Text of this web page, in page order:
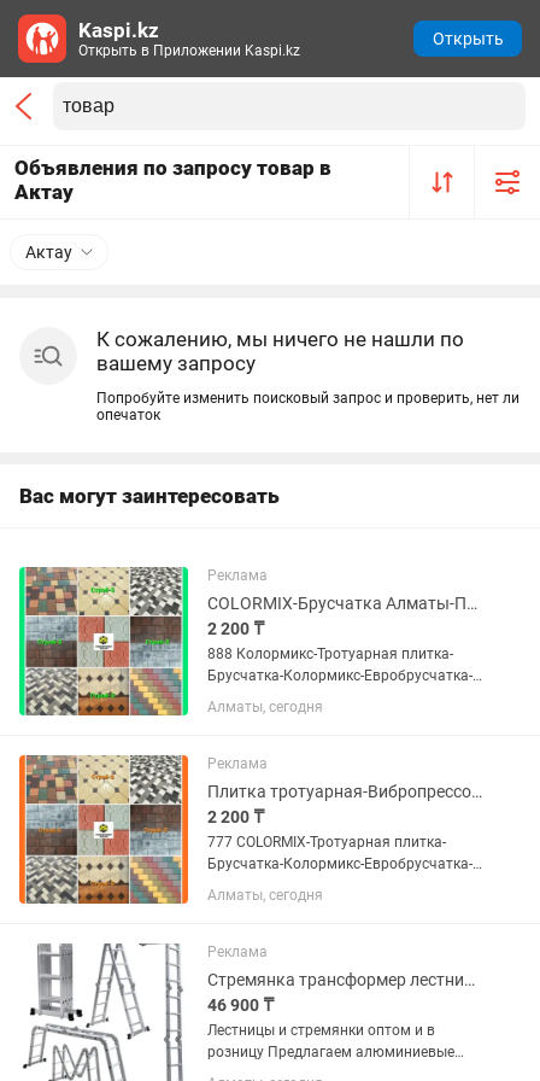
Объявления по запросу товар в
Актау
Актау
К сожалению, мы ничего не нашли по
вашему запросу
Попробуйте изменить поисковый запрос и проверить, нет ли
опечаток
Вас могут заинтересовать
Реклама
COLORMIX-Брусчатка Алматы-Плитка тротуарная в Алматы
2 200 ₸
888 Колормикс-Тротуарная плитка-
Брусчатка-Колормикс-Евробрусчатка-
Брусчатка Алматы-Плитка тротуарная-
Брусчатка Алматы завод Если Вы не
нам на номер Билайн, мы...
Алматы, сегодня
Реклама
Плитка тротуарная-Вибропрессованная брусчатка-COLORMIX
2 200 ₸
777 COLORMIX-Тротуарная плитка-
Брусчатка-Колормикс-Евробрусчатка-
Брусчатка Алматы-Плитка тротуарная-
Брусчатка Алматы завод Если Вы не
нам на номер Билайн, мы...
Алматы, сегодня
Реклама
Стремянка трансформер лестница из алюминия оптом и в розницу Алматы
46 900 ₸
Лестницы и стремянки оптом и в
розницу Предлагаем алюминиевые
лестницы, диэлектрические стремянки
Kaspi.kz
Открыть в Приложении Kaspi.kz
Открыть